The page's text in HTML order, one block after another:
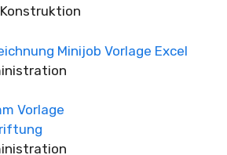
Minijob Vorlage Excel
Vorlage